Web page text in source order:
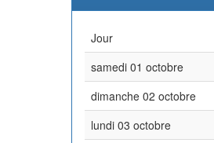
Jour
samedi 01 octobre
dimanche 02 octobre
lundi 03 octobre